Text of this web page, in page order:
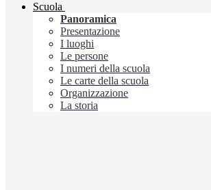
Scuola
Panoramica
Presentazione
I luoghi
Le persone
I numeri della scuola
Le carte della scuola
Organizzazione
La storia